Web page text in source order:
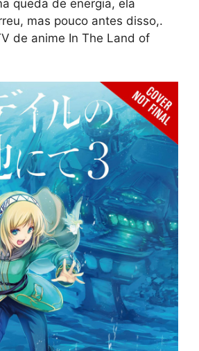
queda de energia, ela
mas pouco antes disso,.
de anime In The Land of